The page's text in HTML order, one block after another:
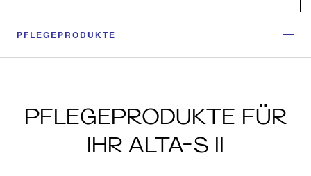
PFLEGEPRODUKTE
PFLEGEPRODUKTE FÜR
IHR ALTA-S II